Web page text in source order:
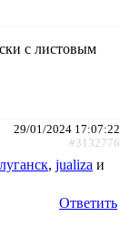
с листовым
29/01/2024 17:07:22
#3132776
, jualiza и
Ответить